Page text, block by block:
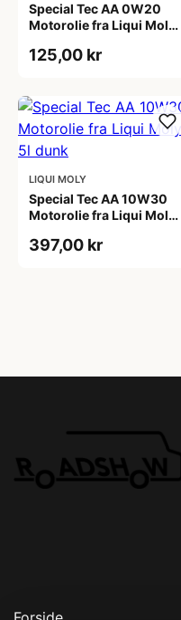
Special Tec AA 0W20
Motorolie fra Liqui Moly,
125,00 kr
LIQUI MOLY
Special Tec AA 10W30
Motorolie fra Liqui Moly,
397,00 kr